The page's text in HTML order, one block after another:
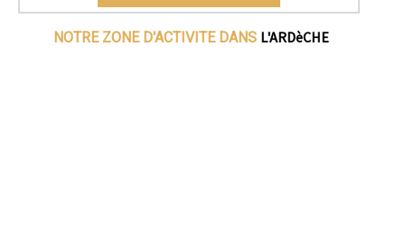
NOTRE ZONE D'ACTIVITE DANS L'ARDèCHE